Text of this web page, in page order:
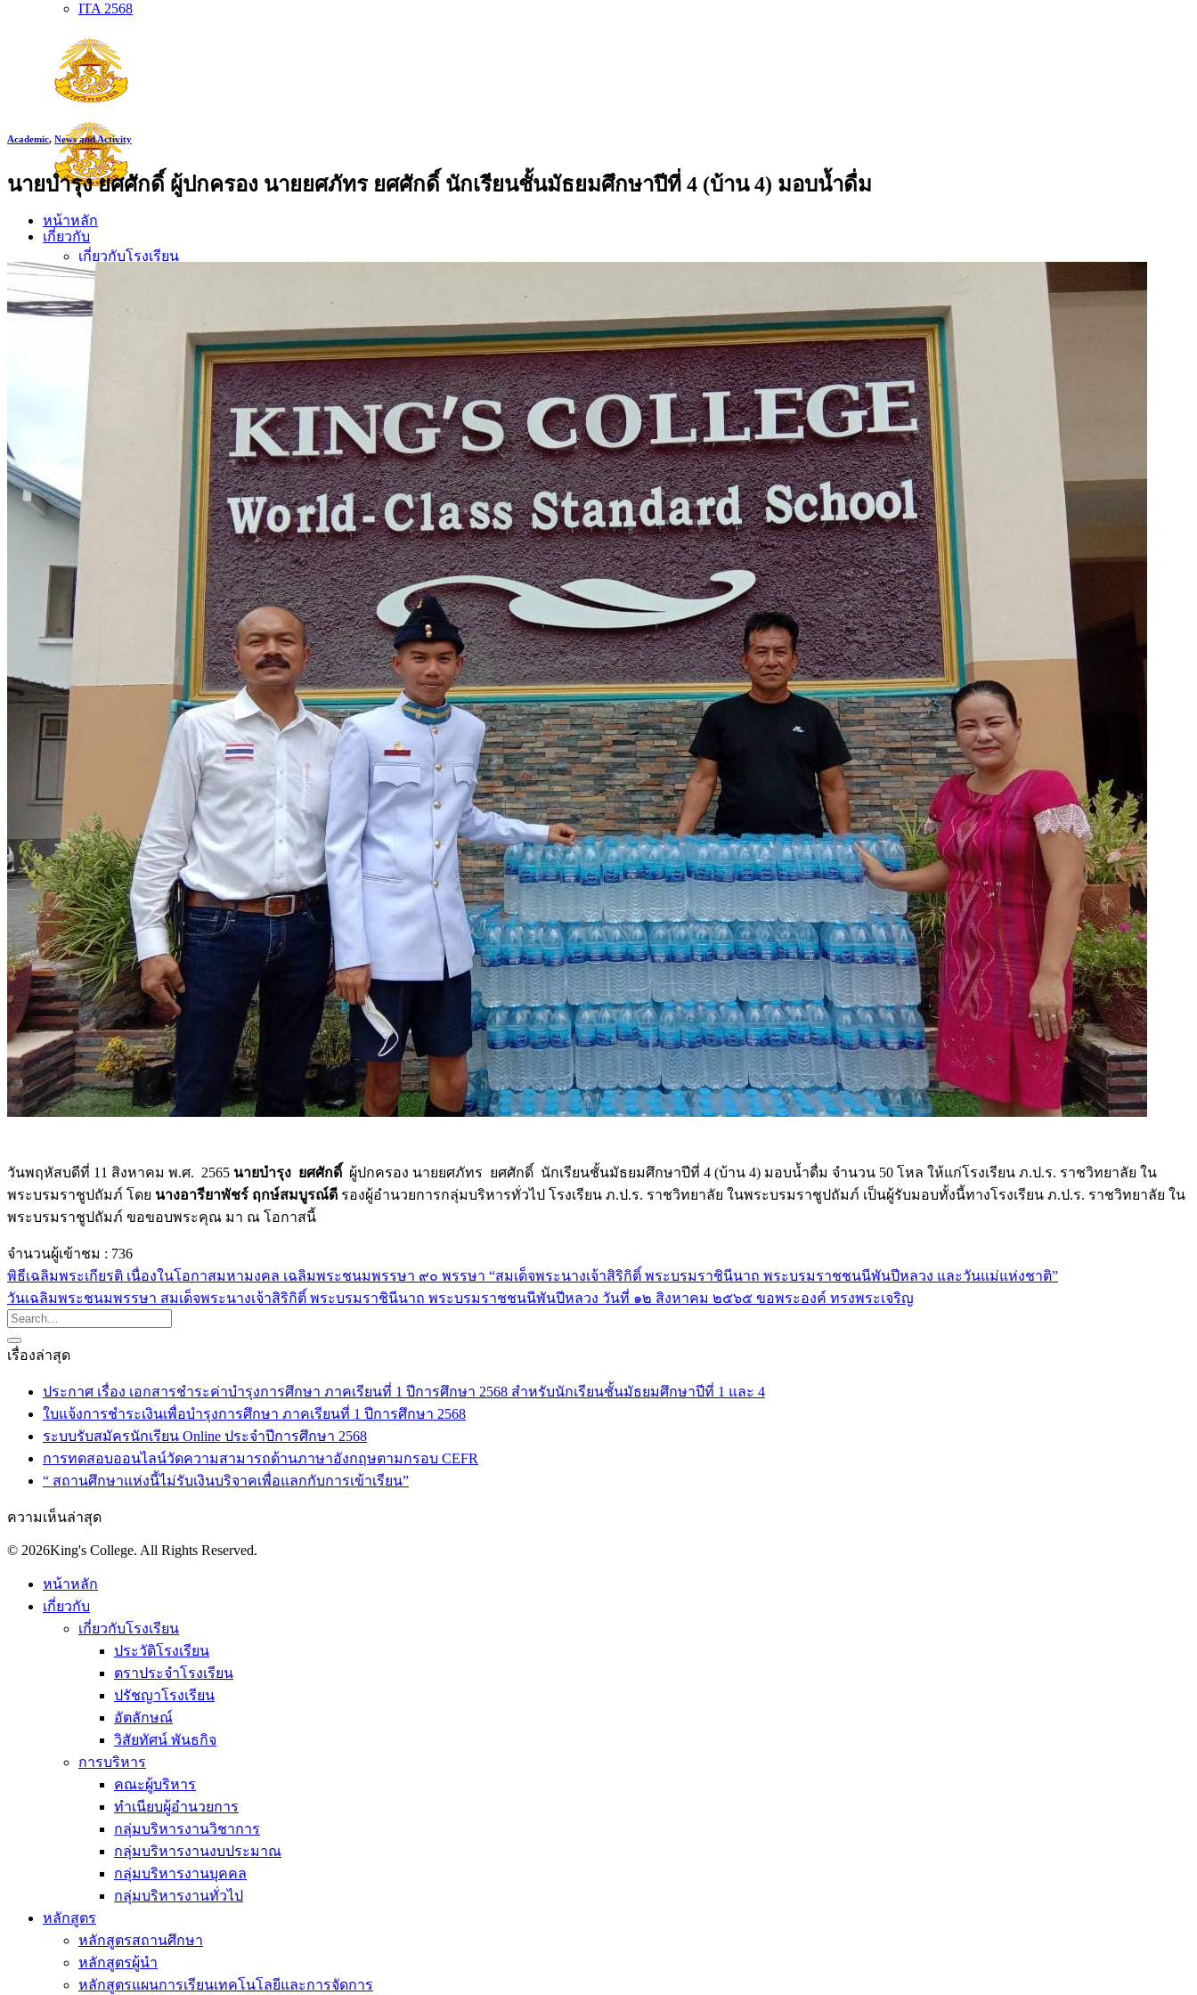
ITA 2568
หน้าหลัก
เกี่ยวกับ
เกี่ยวกับโรงเรียน
วิสัยทัศน์ พันธกิจ
การบริหาร
ทำเนียบผู้อำนวยการ
กลุ่มบริหารงานวิชาการ
กลุ่มบริหารงานงบประมาณ
กลุ่มบริหารงานบุคคล
กลุ่มบริหารงานทั่วไป
หลักสูตรสถานศึกษา
หลักสูตรแผนการเรียนเทคโนโลยีและการจัดการ
ข่าวสารและกิจกรรม
นักเรียนปัจจุบัน
ห้องสมุดและคลังข้อมูล
ตรวจสอบผลการเรียน
ชมรม KC Channel
E-Learning
การเรียนการสอนทางไกล
LMS บทเรียนออนไลน์
สิ่งอำนวยความสะดวก
ห้องสมุดและคลังข้อมูล
รายการอาหาร
รายงานการประเมินสถานศึกษา
แผนปฏิบัติการปีงบประมาณ 2568
จัดซื้อจัดจ้าง
รายงานงบทดลอง
ภาพกิจกรรม
เผยแพร่ผลงานทางวิชาการ
หมายเลขโทรศัพท์ภายใน
ปฎิทินโรงเรียน
ระบบแจ้งเรื่องร้องเรียน
Academic, News and Activity
นายบำรุง ยศศักดิ์ ผู้ปกครอง นายยศภัทร ยศศักดิ์ นักเรียนชั้นมัธยมศึกษาปีที่ 4 (บ้าน 4) มอบน้ำดื่ม
วันพฤหัสบดีที่ 11 สิงหาคม พ.ศ. 2565 นายบำรุง ยศศักดิ์ ผู้ปกครอง นายยศภัทร ยศศักดิ์ นักเรียนชั้นมัธยมศึกษาปีที่ 4 (บ้าน 4) มอบน้ำดื่ม จำนวน 50 โหล ให้แก่โรงเรียน ภ.ป.ร. ราชวิทยาลัย ใน
พระบรมราชูปถัมภ์ โดย นางอารียาพัชร์ ฤกษ์สมบูรณ์ดี รองผู้อำนวยการกลุ่มบริหารทั่วไป โรงเรียน ภ.ป.ร. ราชวิทยาลัย ในพระบรมราชูปถัมภ์ เป็นผู้รับมอบทั้งนี้ทางโรงเรียน ภ.ป.ร. ราชวิทยาลัย ใน
พระบรมราชูปถัมภ์ ขอขอบพระคุณ มา ณ โอกาสนี้
จำนวนผู้เข้าชม : 736
พิธีเฉลิมพระเกียรติ เนื่องในโอกาสมหามงคล เฉลิมพระชนมพรรษา ๙๐ พรรษา “สมเด็จพระนางเจ้าสิริกิติ์ พระบรมราชินีนาถ พระบรมราชชนนีพันปีหลวง และวันแม่แห่งชาติ”
วันเฉลิมพระชนมพรรษา สมเด็จพระนางเจ้าสิริกิติ์ พระบรมราชินีนาถ พระบรมราชชนนีพันปีหลวง วันที่ ๑๒ สิงหาคม ๒๕๖๕ ขอพระองค์ ทรงพระเจริญ
เรื่องล่าสุด
ประกาศ เรื่อง เอกสารชำระค่าบำรุงการศึกษา ภาคเรียนที่ 1 ปีการศึกษา 2568 สำหรับนักเรียนชั้นมัธยมศึกษาปีที่ 1 และ 4
ใบแจ้งการชำระเงินเพื่อบำรุงการศึกษา ภาคเรียนที่ 1 ปีการศึกษา 2568
ระบบรับสมัครนักเรียน Online ประจำปีการศึกษา 2568
การทดสอบออนไลน์วัดความสามารถด้านภาษาอังกฤษตามกรอบ CEFR
“ สถานศึกษาแห่งนี้ไม่รับเงินบริจาคเพื่อแลกกับการเข้าเรียน”
ความเห็นล่าสุด
© 2026King's College. All Rights Reserved.
หน้าหลัก
เกี่ยวกับ
เกี่ยวกับโรงเรียน
ประวัติโรงเรียน
ตราประจำโรงเรียน
ปรัชญาโรงเรียน
อัตลักษณ์
วิสัยทัศน์ พันธกิจ
การบริหาร
คณะผู้บริหาร
ทำเนียบผู้อำนวยการ
กลุ่มบริหารงานวิชาการ
กลุ่มบริหารงานงบประมาณ
กลุ่มบริหารงานบุคคล
กลุ่มบริหารงานทั่วไป
หลักสูตร
หลักสูตรสถานศึกษา
หลักสูตรผู้นำ
หลักสูตรแผนการเรียนเทคโนโลยีและการจัดการ